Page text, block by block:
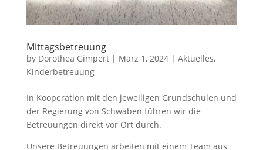
Mittagsbetreuung
by Dorothea Gimpert| März 1, 2024| Aktuelles,
Kinderbetreuung
In Kooperation mit den jeweiligen Grundschulen und
der Regierung von Schwaben führen wir die
Betreuungen direkt vor Ort durch.
Unsere Betreuungen arbeiten mit einem Team aus